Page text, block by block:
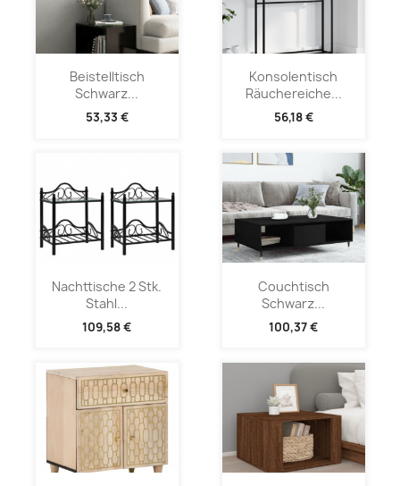
Beistelltisch
Schwarz...
53,33 €
Konsolentisch
Räuchereiche...
56,18 €
Nachttische 2 Stk.
Stahl...
109,58 €
Couchtisch
Schwarz...
100,37 €